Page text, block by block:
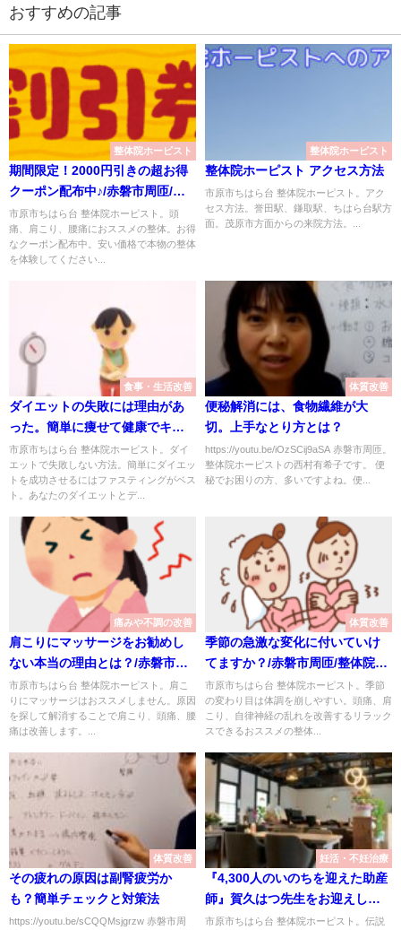
おすすめの記事
整体院ホーピスト
期間限定！2000円引きの超お得
クーポン配布中♪/赤磐市周匝/整
体院ホーピスト
市原市ちはら台 整体院ホーピスト。頭
痛、肩こり、腰痛におススメの整体。お得
なクーポン配布中。安い価格で本物の整体
を体験してください...
整体院ホーピスト
整体院ホーピスト アクセス方法
市原市ちはら台 整体院ホーピスト。アク
セス方法。誉田駅、鎌取駅、ちはら台駅方
面。茂原市方面からの来院方法。...
食事・生活改善
ダイエットの失敗には理由があ
った。簡単に痩せて健康でキレ
イになる方法/赤磐市周匝/整体院
ホーピスト
市原市ちはら台 整体院ホーピスト。ダイ
エットで失敗しない方法。簡単にダイエッ
トを成功させるにはファスティングがベス
ト。あなたのダイエットとデ...
体質改善
便秘解消には、食物繊維が大
切。上手なとり方とは？
https://youtu.be/iOzSCij9aSA 赤磐市周匝。
整体院ホーピストの西村有希子です。 便
秘でお困りの方、多いですよね。便...
痛みや不調の改善
肩こりにマッサージをお勧めし
ない本当の理由とは？/赤磐市周
匝/整体院ホーピスト
市原市ちはら台 整体院ホーピスト。肩こ
りにマッサージはおススメしません。原因
を探して解消することで肩こり、頭痛、腰
痛は改善します。...
体質改善
季節の急激な変化に付いていけ
てますか？/赤磐市周匝/整体院ホ
ーピスト
市原市ちはら台 整体院ホーピスト。季節
の変わり目は体調を崩しやすい。頭痛、肩
こり、自律神経の乱れを改善するリラック
スできるおススメの整体...
体質改善
その疲れの原因は副腎疲労か
も？簡単チェックと対策法
https://youtu.be/sCQQMsjgrzw 赤磐市周
妊活・不妊治療
『4,300人のいのちを迎えた助産
師』賀久はつ先生をお迎えして
トーク＆ランチイベントを開催
市原市ちはら台 整体院ホーピスト。伝説